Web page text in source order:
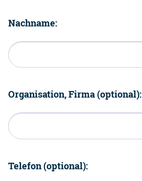
Nachname:
Organisation, Firma (optional):
Telefon (optional):